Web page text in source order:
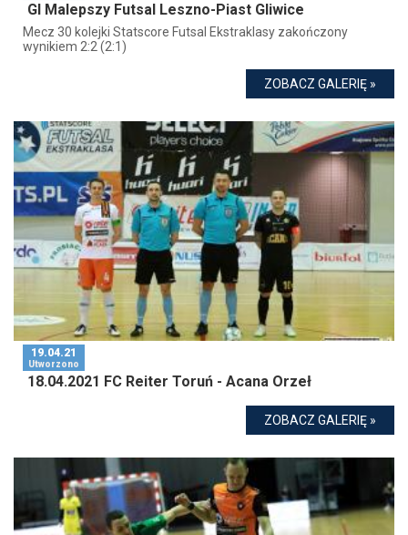
GI Malepszy Futsal Leszno-Piast Gliwice
Mecz 30 kolejki Statscore Futsal Ekstraklasy zakończony
wynikiem 2:2 (2:1)
ZOBACZ GALERIĘ »
19.04.21
Utworzono
18.04.2021 FC Reiter Toruń - Acana Orzeł
ZOBACZ GALERIĘ »